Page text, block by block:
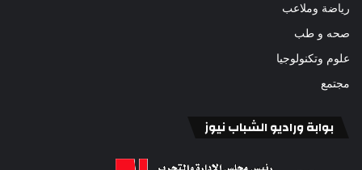
رياضة وملاعب
صحه و طب
علوم وتكنولوجيا
مجتمع
بوابة وراديو الشباب نيوز